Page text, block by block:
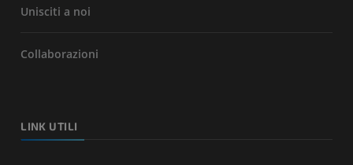
Unisciti a noi
Collaborazioni
LINK UTILI